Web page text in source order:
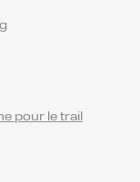
pour le trail